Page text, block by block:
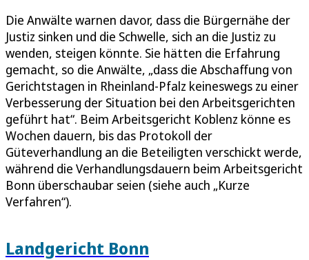
Die Anwälte warnen davor, dass die Bürgernähe der
Justiz sinken und die Schwelle, sich an die Justiz zu
wenden, steigen könnte. Sie hätten die Erfahrung
gemacht, so die Anwälte, „dass die Abschaffung von
Gerichtstagen in Rheinland-Pfalz keineswegs zu einer
Verbesserung der Situation bei den Arbeitsgerichten
geführt hat“. Beim Arbeitsgericht Koblenz könne es
Wochen dauern, bis das Protokoll der
Güteverhandlung an die Beteiligten verschickt werde,
während die Verhandlungsdauern beim Arbeitsgericht
Bonn überschaubar seien (siehe auch „Kurze
Verfahren“).
Landgericht Bonn